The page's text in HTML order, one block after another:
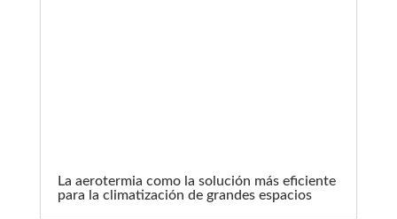
La aerotermia como la solución más eficiente
para la climatización de grandes espacios